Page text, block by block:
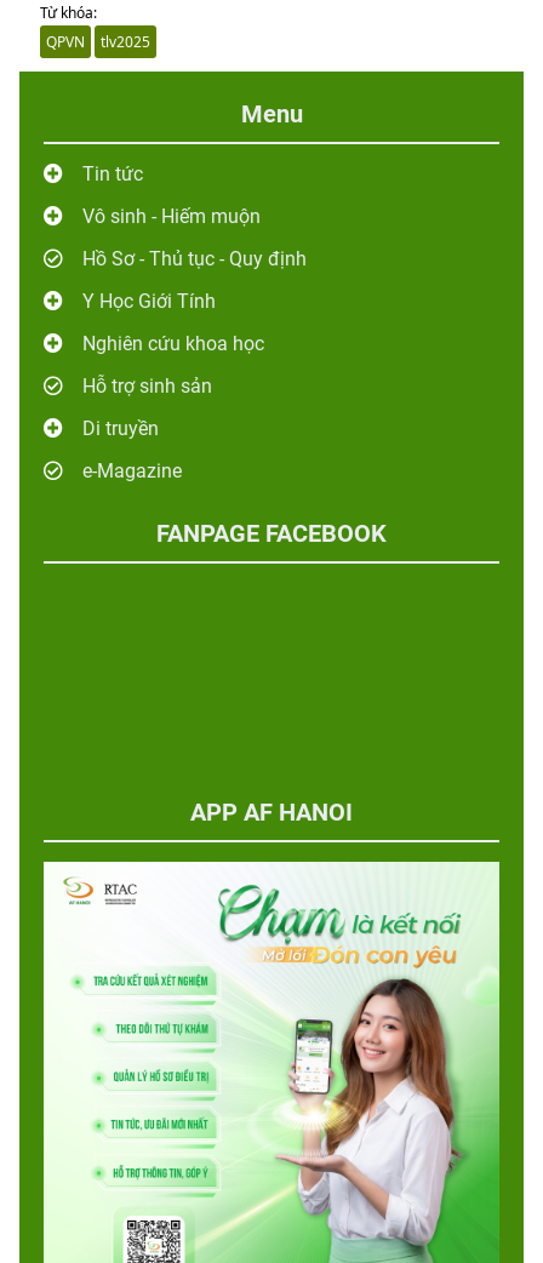
Từ khóa:
QPVN
tlv2025
Menu
Tin tức
Vô sinh - Hiếm muộn
Hồ Sơ - Thủ tục - Quy định
Y Học Giới Tính
Nghiên cứu khoa học
Hỗ trợ sinh sản
Di truyền
e-Magazine
FANPAGE FACEBOOK
APP AF HANOI